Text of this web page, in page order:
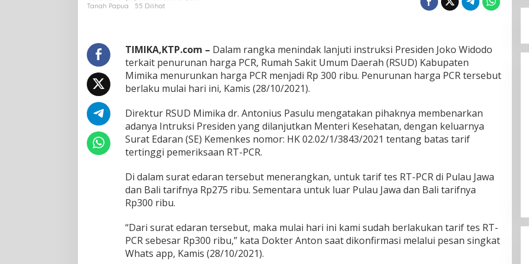
u
u
n
k
n
a
r
g
P
R
d
i
0
Tanah Papua
55 Dilihat
TIMIKA,KTP.com – Dalam rangka menindak lanjuti instruksi Presiden Joko Widodo
terkait penurunan harga PCR, Rumah Sakit Umum Daerah (RSUD) Kabupaten
Mimika menurunkan harga PCR menjadi Rp 300 ribu. Penurunan harga PCR tersebut
berlaku mulai hari ini, Kamis (28/10/2021).
Direktur RSUD Mimika dr. Antonius Pasulu mengatakan pihaknya membenarkan
adanya Intruksi Presiden yang dilanjutkan Menteri Kesehatan, dengan keluarnya
Surat Edaran (SE) Kemenkes nomor: HK 02.02/1/3843/2021 tentang batas tarif
tertinggi pemeriksaan RT-PCR.
Di dalam surat edaran tersebut menerangkan, untuk tarif tes RT-PCR di Pulau Jawa
dan Bali tarifnya Rp275 ribu. Sementara untuk luar Pulau Jawa dan Bali tarifnya
Rp300 ribu.
“Dari surat edaran tersebut, maka mulai hari ini kami sudah berlakukan tarif tes RT-
PCR sebesar Rp300 ribu,” kata Dokter Anton saat dikonfirmasi melalui pesan singkat
Whats app, Kamis (28/10/2021).